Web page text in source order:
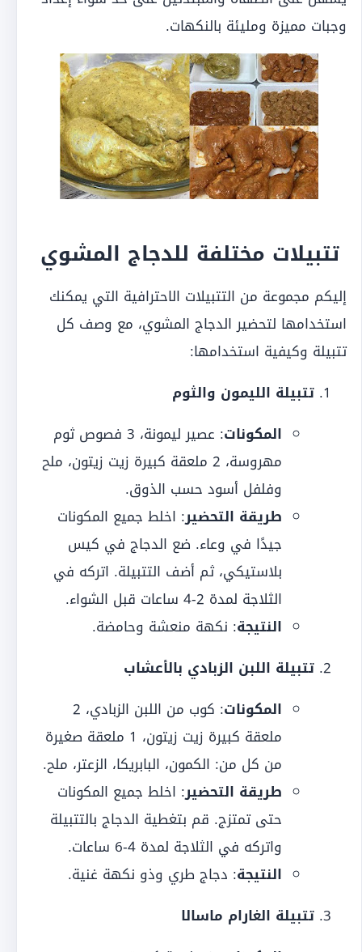
وجبات مميزة ومليئة بالنكهات.
تتبيلات مختلفة للدجاج المشوي
إليكم مجموعة من التتبيلات الاحترافية التي يمكنك
استخدامها لتحضير الدجاج المشوي، مع وصف كل
تتبيلة وكيفية استخدامها:
تتبيلة الليمون والثوم
المكونات
: عصير ليمونة، 3 فصوص ثوم
مهروسة، 2 ملعقة كبيرة زيت زيتون، ملح
وفلفل أسود حسب الذوق.
طريقة التحضير: اخلط جميع المكونات
جيدًا في وعاء. ضع الدجاج في كيس
بلاستيكي، ثم أضف التتبيلة. اتركه في
الثلاجة لمدة 2-4 ساعات قبل الشواء.
النتيجة: نكهة منعشة وحامضة.
تتبيلة اللبن الزبادي بالأعشاب
المكونات
: كوب من اللبن الزبادي، 2
ملعقة كبيرة زيت زيتون، 1 ملعقة صغيرة
من كل من: الكمون، البابريكا، الزعتر، ملح.
طريقة التحضير: اخلط جميع المكونات
حتى تمتزج. قم بتغطية الدجاج بالتتبيلة
واتركه في الثلاجة لمدة 4-6 ساعات.
النتيجة: دجاج طري وذو نكهة غنية.
تتبيلة الغارام ماسالا